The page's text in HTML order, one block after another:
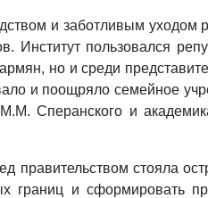
и заботливым уходом
Институт пользовался
но и среди
и поощряло семейное
Сперанского и
правительством стояла
границ и сформировать